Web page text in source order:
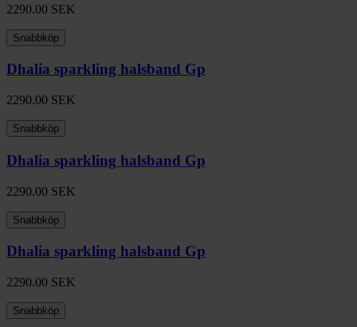
2290.00 SEK
Snabbköp
Dhalia sparkling halsband Gp
2290.00 SEK
Snabbköp
Dhalia sparkling halsband Gp
2290.00 SEK
Snabbköp
Dhalia sparkling halsband Gp
2290.00 SEK
Snabbköp